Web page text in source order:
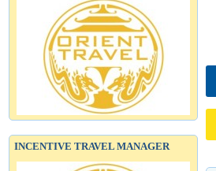
INCENTIVE TRAVEL MANAGER